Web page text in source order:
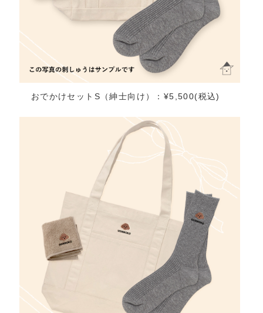
おでかけセットS（紳士向け）：¥5,500(税込)